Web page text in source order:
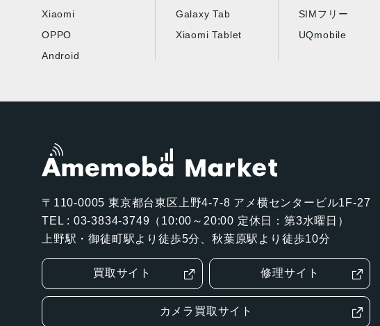
Xiaomi
OPPO
Android
Galaxy Tab
Xiaomi Tablet
SIMフリー
UQmobile
〒110-0005 東京都台東区上野4-7-8 アメ横センタービル1F-27
TEL : 03-3834-3749（10:00～20:00 定休日：第3水曜日）
上野駅・御徒町駅より徒歩5分、秋葉原駅より徒歩10分
買取サイト 修理サイト
カメラ買取サイト